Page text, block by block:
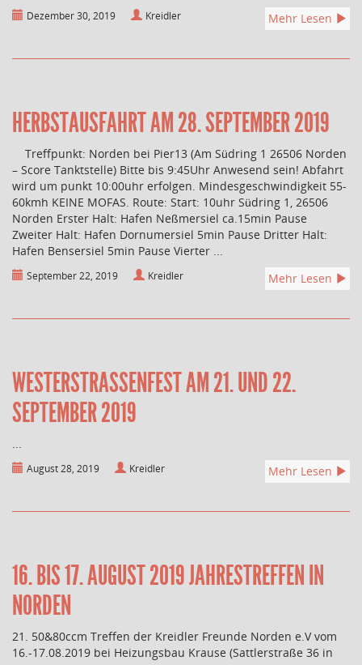
Dezember 30, 2019 Kreidler Mehr Lesen
HERBSTAUSFAHRT AM 28. SEPTEMBER 2019
Treffpunkt: Norden bei Pier13 (Am Südring 1 26506 Norden
– Score Tanktstelle) Bitte bis 9:45Uhr Anwesend sein! Abfahrt
wird um punkt 10:00uhr erfolgen. Mindesgeschwindigkeit 55-
60kmh KEINE MOFAS. Route: Start: 10uhr Südring 1, 26506
Norden Erster Halt: Hafen Neßmersiel ca.15min Pause
Zweiter Halt: Hafen Dornumersiel 5min Pause Dritter Halt:
Hafen Bensersiel 5min Pause Vierter ...
September 22, 2019 Kreidler Mehr Lesen
WESTERSTRASSENFEST AM 21. UND 22. S
EPTEMBER 2019
...
August 28, 2019 Kreidler Mehr Lesen
16. BIS 17. AUGUST 2019 JAHRESTREFFEN IN
NORDEN
21. 50&80ccm Treffen der Kreidler Freunde Norden e.V vom
16.-17.08.2019 bei Heizungsbau Krause (Sattlerstraße 36 in